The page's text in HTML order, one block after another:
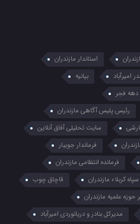
استاندار مازندران
امیرآباد
بیانیه
دهه فجر
رئیس پلیس آگاهی مازندران
سایت تحلیلی آفاق آنلاین
فرماندار جویبار
فرمانده انتظامي مازندران
کربلاء مازندران
قاچاق چوب
حوزه علمیه مازندران
مدیرکل بنادر و دریانوردی امیرآباد